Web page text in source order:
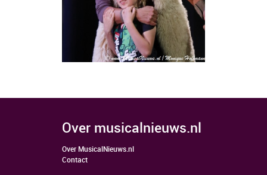
over musicalnieuws.nl
Over MusicalNieuws.nl
Contact